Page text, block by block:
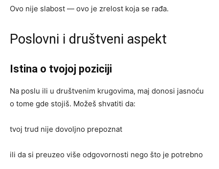
Ovo nije slabost — ovo je zrelost koja se rađa.
Poslovni i društveni aspekt
Istina o tvojoj poziciji
Na poslu ili u društvenim krugovima, maj donosi jasnoću
o tome gde stojiš. Možeš shvatiti da:
tvoj trud nije dovoljno prepoznat
ili da si preuzeo više odgovornosti nego što je potrebno